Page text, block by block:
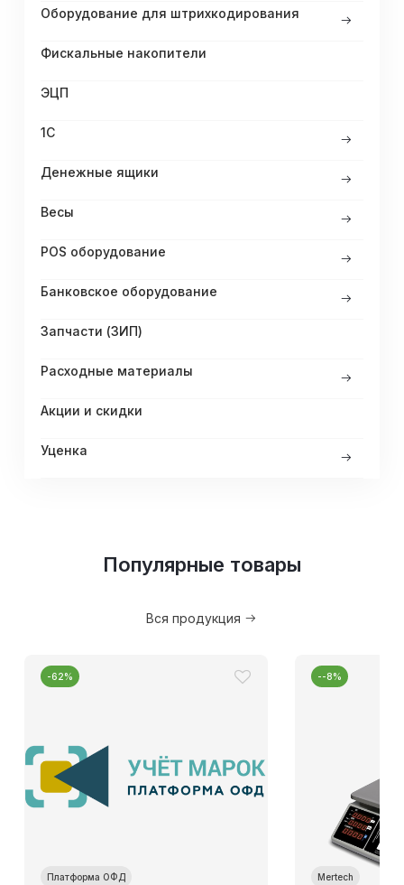
Оборудование для штрихкодирования
Фискальные накопители
ЭЦП
1С
Денежные ящики
Весы
POS оборудование
Банковское оборудование
Запчасти (ЗИП)
Расходные материалы
Акции и скидки
Уценка
Популярные товары
Вся продукция
-62%
Платформа ОФД
--8%
Mertech